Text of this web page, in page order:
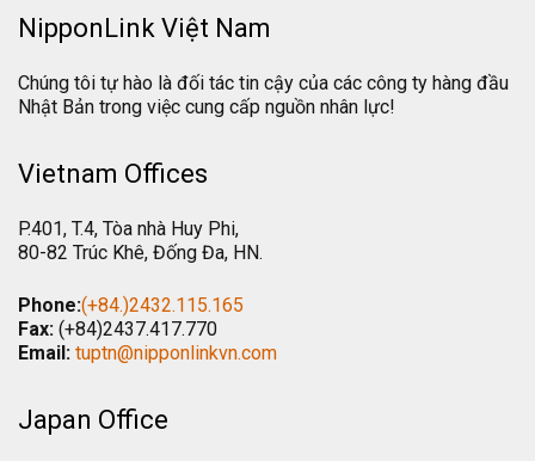
NipponLink Việt Nam
Chúng tôi tự hào là đối tác tin cậy của các công ty hàng đầu
Nhật Bản trong việc cung cấp nguồn nhân lực!
Vietnam Offices
P.401, T.4, Tòa nhà Huy Phi,
80-82 Trúc Khê, Đống Đa, HN.
Phone:(+84.)2432.115.165
Fax: (+84)2437.417.770
Email: tuptn@nipponlinkvn.com
Japan Office